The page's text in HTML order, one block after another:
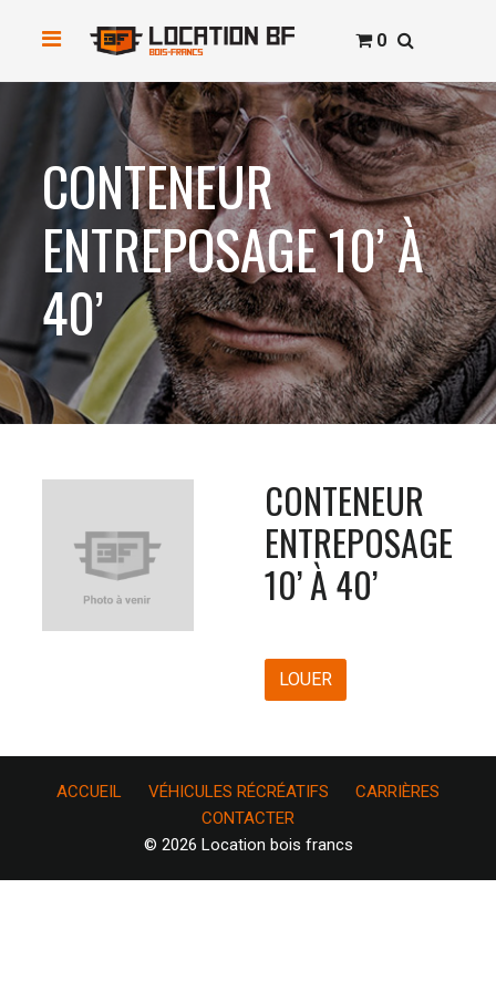
0
CONTENEUR
ENTREPOSAGE 10’ À
40’
CONTENEUR
ENTREPOSAGE
10’ À 40’
LOUER
ACCUEIL VÉHICULES RÉCRÉATIFS
CARRIÈRES
CONTACTER
© 2026 Location bois francs